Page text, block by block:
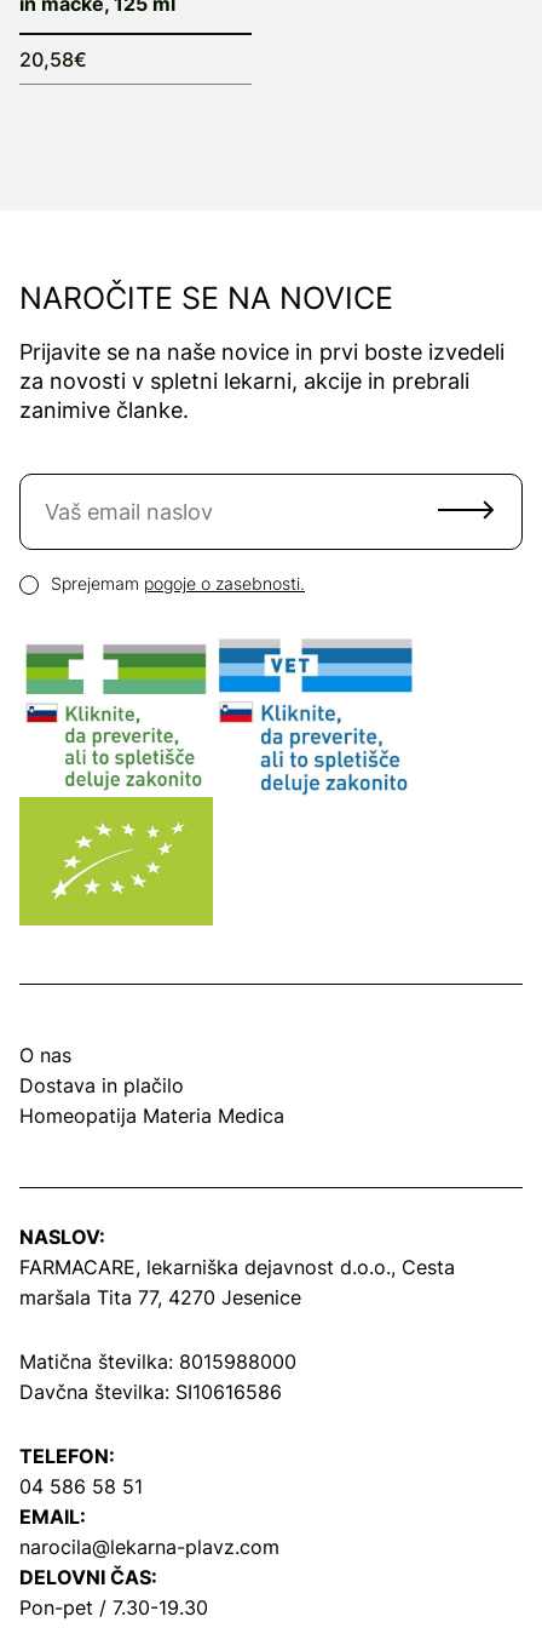
20,58€
NAROČITE SE NA NOVICE
Prijavite se na naše novice in prvi boste izvedeli
za novosti v spletni lekarni, akcije in prebrali
zanimive članke.
Naročite se na novice
Pogoji zasebnosti
Sprejemam pogoje o zasebnosti.
O nas
Dostava in plačilo
Homeopatija Materia Medica
NASLOV:
FARMACARE, lekarniška dejavnost d.o.o., Cesta
maršala Tita 77, 4270 Jesenice
Matična številka: 8015988000
Davčna številka: SI10616586
TELEFON:
04 586 58 51
EMAIL:
narocila@lekarna-plavz.com
DELOVNI ČAS:
Pon-pet / 7.30-19.30